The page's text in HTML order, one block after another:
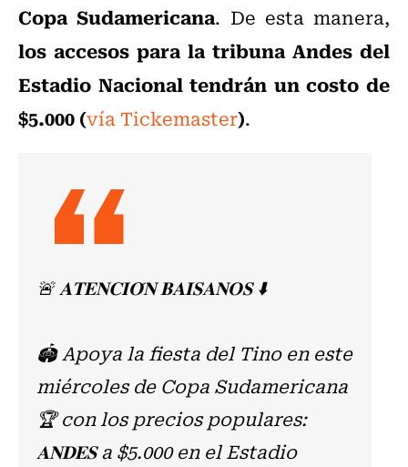
Copa Sudamericana. De esta manera,
los accesos para la tribuna Andes del
Estadio Nacional tendrán un costo de
$5.000 (vía Tickemaster).
🚨 𝐀𝐓𝐄𝐍𝐂𝐈𝐎́𝐍 𝐁𝐀𝐈𝐒𝐀𝐍𝐎𝐒 ⬇️
🏟️ Apoya la fiesta del Tino en este
miércoles de Copa Sudamericana
🏆 con los precios populares:
𝐀𝐍𝐃𝐄𝐒 a $5.000 en el Estadio